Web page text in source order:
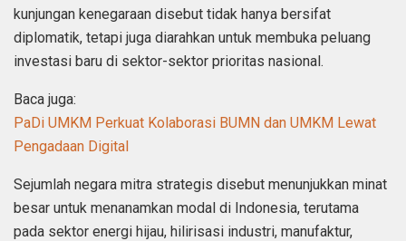
kunjungan kenegaraan disebut tidak hanya bersifat
diplomatik, tetapi juga diarahkan untuk membuka peluang
investasi baru di sektor-sektor prioritas nasional.
Baca juga:
PaDi UMKM Perkuat Kolaborasi BUMN dan UMKM Lewat
Pengadaan Digital
Sejumlah negara mitra strategis disebut menunjukkan minat
besar untuk menanamkan modal di Indonesia, terutama
pada sektor energi hijau, hilirisasi industri, manufaktur,